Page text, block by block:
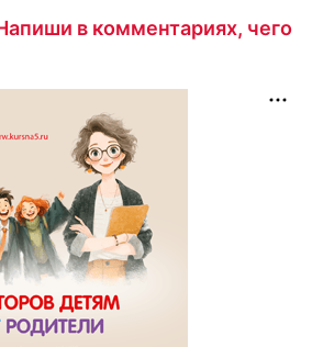
в комментариях, чего